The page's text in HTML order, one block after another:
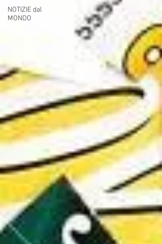
NOTIZIE dal
MONDO